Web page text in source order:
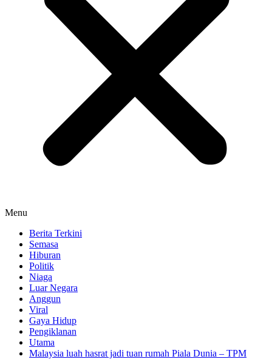
Menu
Berita Terkini
Semasa
Hiburan
Politik
Niaga
Luar Negara
Anggun
Viral
Gaya Hidup
Pengiklanan
Utama
Malaysia luah hasrat jadi tuan rumah Piala Dunia – TPM